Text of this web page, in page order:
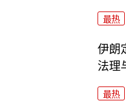
最热
伊朗
法理
最热